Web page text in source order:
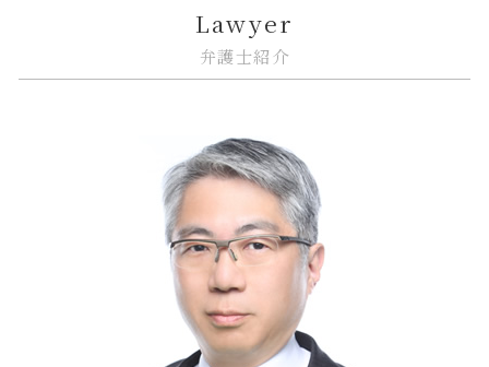
市街地再開発 問題点
市街地再開発 法律
金融 銀行
システム開発 問題
誹謗中傷 法律
誹謗中傷 不起訴
システム開発 個人情報の漏えい
誹謗中傷 防ぐには
紛争解決 できること
企業法務 知的財産
企業法務 契約書
企業法務 債権管理
企業法務 コンプライアンス
カスタマーハラスメント 対策
事業承継 相談
企業法務 トラブル
企業法務 顧問弁護士
紛争解決 代理人
品川区 借地借家トラブル
江東区 遺産分割
中央区 企業法務
品川区 企業法務
江東区 不動産 トラブル
大田区 予防法務
品川区 ITシステム 法律問題
品川区 不動産 トラブル
Lawyer
弁護士紹介